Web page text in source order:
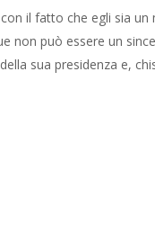
il fatto che egli sia un
non può essere un
sua presidenza e,